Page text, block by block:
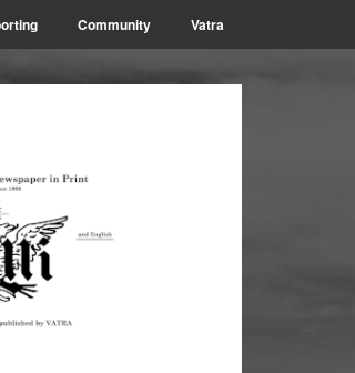
Community Vatra